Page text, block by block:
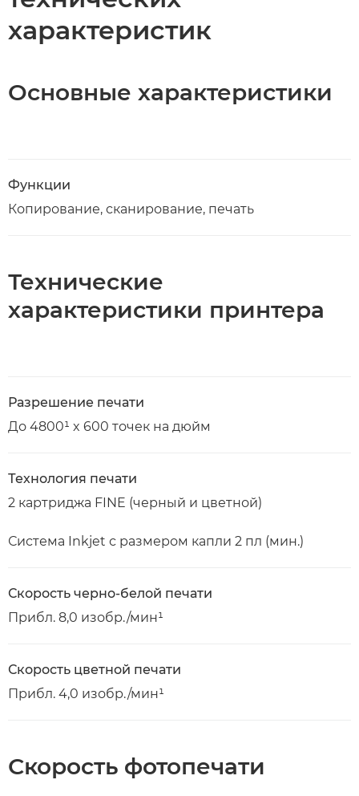
характеристик
Основные характеристики
Функции
Копирование, сканирование, печать
Технические
характеристики принтера
Разрешение печати
До 4800¹ x 600 точек на дюйм
Технология печати
2 картриджа FINE (черный и цветной)
Система Inkjet с размером капли 2 пл (мин.)
Скорость черно-белой печати
Прибл. 8,0 изобр./мин¹
Скорость цветной печати
Прибл. 4,0 изобр./мин¹
Скорость фотопечати